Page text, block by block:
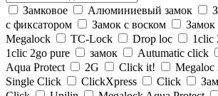
Замковое Алюминиевый замок
с фиксатором
Замок с воском
Megalock
TС-Lock Drop loc 1clic
1clic 2go pure
замок Autumatic click
Aqua Protect
2G Click it!
Megaloc
Single Click
ClickXpress Click